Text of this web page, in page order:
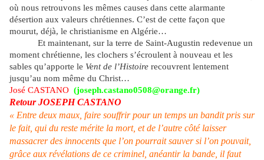
où nous retrouvons les mêmes causes dans cette alarmante
désertion aux valeurs chrétiennes. C’est de cette façon que
mourut, déjà, le christianisme en Algérie…
Et maintenant, sur la terre de Saint-Augustin redevenue un
moment chrétienne, les clochers s’écroulent à nouveau et les
sables qu’apporte le Vent de l’Histoire recouvrent lentement
jusqu’au nom même du Christ…
José CASTANO (joseph.castano0508@orange.fr)
Retour JOSEPH CASTANO
« Entre deux maux, faire souffrir pour un temps un bandit pris sur
le fait, qui du reste mérite la mort, et de l’autre côté laisser
massacrer des innocents que l’on pourrait sauver si l’on pouvait,
grâce aux révélations de ce criminel, anéantir la bande, il faut